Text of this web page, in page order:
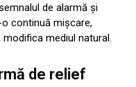
de alarmă și
continuă mișcare,
mediul natural.
de relief